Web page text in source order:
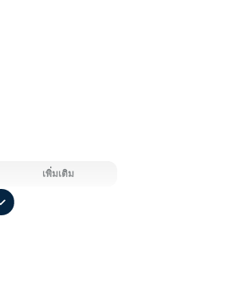
เพิ่มเติม